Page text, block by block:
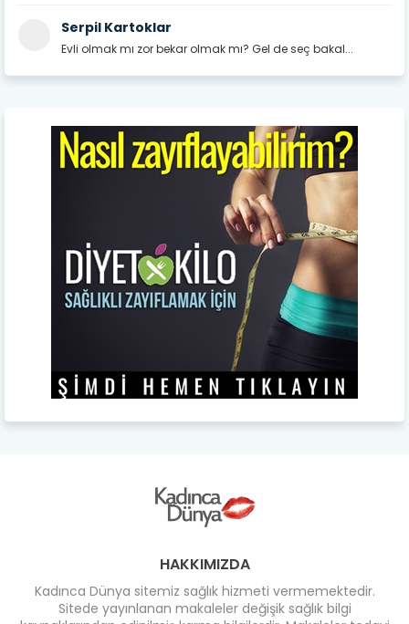
Serpil Kartoklar
Evli olmak mı zor bekar olmak mı? Gel de seç bakal...
HAKKIMIZDA
Kadınca Dünya sitemiz sağlık hizmeti vermemektedir.
Sitede yayınlanan makaleler değişik sağlık bilgi